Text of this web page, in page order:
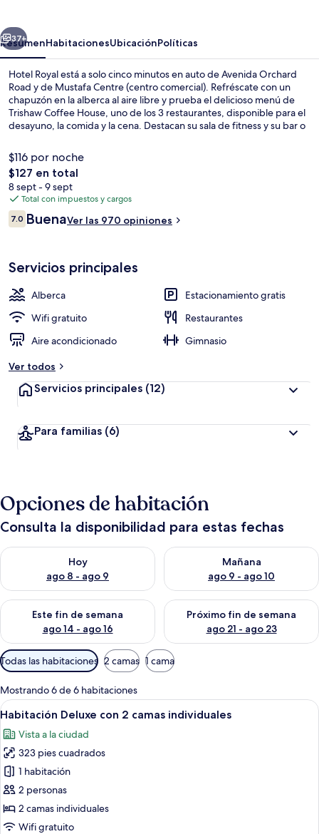
Siguiente
37+
ResumenHabitacionesUbicaciónPolíticas
Hotel Royal está a solo cinco minutos en auto de Avenida Orchard
Road y de Mustafa Centre (centro comercial). Refréscate con un
chapuzón en la alberca al aire libre y prueba el delicioso menú de
Trishaw Coffee House, uno de los 3 restaurantes, disponible para el
desayuno, la comida y la cena. Destacan su sala de fitness y su bar o
opciones de transporte público: Estación de metro de Newton está
a 11 minutos y Estación de metro de Novena está a 15 minutos.
$116 por noche
El
precio
total
es
de
$127 en total
8 sept - 9 sept
Total con impuestos y cargos
Opiniones
7.07.0 de 10,
BuenaVer las 970 opiniones
Servicios principales
Alberca
Estacionamiento gratis
Wifi gratuito
Restaurantes
Aire acondicionado
Gimnasio
Ver todos
Servicios principales (12)
Para familias (6)
Opciones de habitación
Consulta la disponibilidad para estas fechas
Hoy
ago 8 - ago 9
Consulta la disponibilidad para hoy ago 8 - ago 9
Mañana
ago 9 - ago 10
Consulta la disponibilidad
Este fin de semana
ago 14 - ago 16
Consulta la disponibilidad para este fin de semana ago 14 -
Próximo fin de semana
ago 21 - ago 23
Consulta la disponibilidad
Filtros
disponibles
para
las
habitaciones
Todas las habitaciones 2 camas 1 cama
Mostrando 6 de 6 habitaciones
Abrir
todas
las
fotos
de
Habitación
Deluxe
con
Habitación de hotel con dos camas,
4
Habitación Deluxe con 2 camas individuales
Vista a la ciudad
323 pies cuadrados
1 habitación
2 personas
2 camas individuales
Wifi gratuito